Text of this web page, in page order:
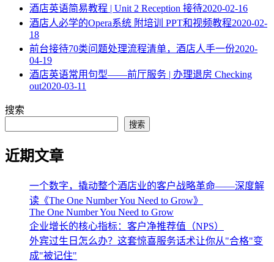
酒店英语简易教程 | Unit 2 Reception 接待2020-02-16
酒店人必学的Opera系统 附培训 PPT和视频教程2020-02-
18
​前台接待70类问题处理流程清单，酒店人手一份2020-
04-19
酒店英语常用句型——前厅服务 | 办理退房 Checking
out2020-03-11
搜索
搜索
近期文章
一个数字，撬动整个酒店业的客户战略革命——深度解
读《The One Number You Need to Grow》
The One Number You Need to Grow
企业增长的核心指标：客户净推荐值（NPS）
外宾过生日怎么办？这套惊喜服务话术让你从"合格"变
成"被记住"